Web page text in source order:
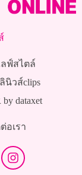
ฟ์สไตล์
นิวส์clips
by dataxet
อเรา